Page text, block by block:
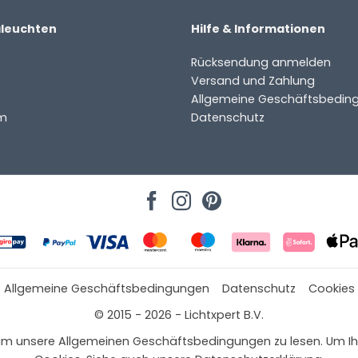
Hilfe & Informationen
Rücksendung anmelden
Versand und Zahlung
Allgemeine
Datenschutz
Allgemeine Geschäftsbedingungen Datenschutz
Cookies
© 2015 - 2026 - Lichtxpert B.V.
um unsere Allgemeinen Geschäftsbedingungen zu lesen.